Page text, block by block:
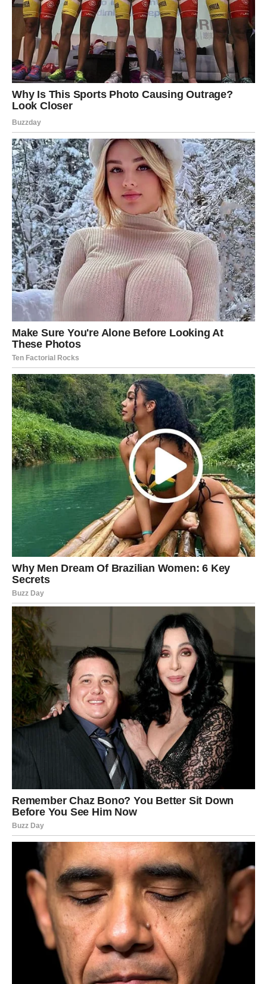
svetlosti.
Devica
Devica ulazi u period u kojem će mnogo toga morati da
postavi na pravo mesto. Biće dosta obaveza, razmišljanja
i potrebe da uvede red tamo gde već neko vreme vlada
haos. Ipak, Devica je upravo znak koji najbolje ume da
pronađe sistem kada ga niko drugi ne vidi.
Na poslovnom planu moguće su dodatne odgovornosti,
ali i prilika da pokaže koliko je pouzdana, ozbiljna i
sposobna. Ono što je važno jeste da ne preuzme baš sve
na svoja leđa. Devica često misli da mora sve sama, a
upravo sada je vreme da nauči da neke stvari prepusti i
drugima.
Na ljubavnom planu moguće su važne spoznaje. Ako je u
vezi, shvatiće šta joj zaista treba da bi bila mirna. Ako je
slobodna, može se pojaviti osoba koja joj deluje drugačije
od onoga na šta je navikla, ali upravo ta različitost može
probuditi posebnu bliskost.
Vaga
Vaga ulazi u period u kojem će mnogo toga zavisiti od
njenih odluka. Ona je znak koji voli ravnotežu i mir, ali
sada će se možda naći pred situacijama koje traže jasan
stav. Neće više moći da odlaže ono što zna da mora rešiti.
To može biti odnos, poslovna odluka ili unutrašnja dilema
koja je prati već neko vreme.
Na ljubavnom planu Vaga može osetiti pojačanu potrebu
za nežnošću, ali i za iskrenošću. Neće joj više biti
dovoljno lepo ponašanje ako iza njega ne stoji stvarna
emocija. Slobodne Vage mogu upoznati osobu koja ih
privlači šarmom i inteligencijom, dok one zauzete mogu
poželeti više bliskosti i sigurnosti.
Na poslovnom planu moguća je dilema između dve
mogućnosti. Zvezde joj savetuju da ne bira ono što
izgleda lakše, već ono što oseća kao ispravno.
Škorpija
Škorpija ulazi u period dubokih osećanja, unutrašnjih
promena i važnih saznanja. Ovo je vreme kada će neke
istine izaći na videlo, bilo da se radi o drugima ili o njoj
samoj. Škorpija neće moći da ignoriše ono što oseća, niti
ono što jasno vidi u postupcima ljudi oko sebe.
Na ljubavnom planu može doći do velikih emotivnih
preokreta. Oni koji su u vezi mogu imati razgovor koji
menja odnos iz korena, dok slobodne Škorpije mogu
doživeti snažnu privlačnost prema nekome ko se
pojavljuje iznenada, ali sa jakim uticajem.
Na poslovnom planu moguća je prilika koja traži hrabrost.
Škorpija će morati da odluči da li želi sigurnost ili rast.
Njena intuicija biće veoma jaka i ako je posluša, može
napraviti važan korak napred.